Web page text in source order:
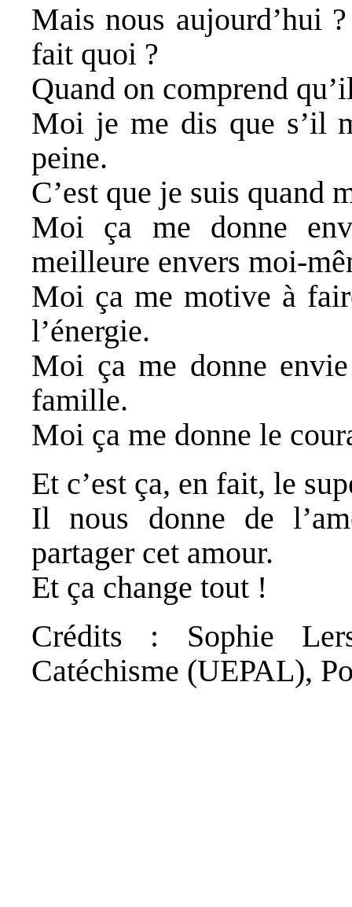
Mais nous aujourd’hui
fait quoi ?
Quand on comprend
Moi je me dis que s’il
peine.
C’est que je suis quand
Moi ça me donne
meilleure envers moi-
Moi ça me motive à
l’énergie.
Moi ça me donne
famille.
Moi ça me donne le
Et c’est ça, en fait, le
Il nous donne de
partager cet amour.
Et ça change tout !
Crédits : Sophie
Catéchisme (UEPAL),